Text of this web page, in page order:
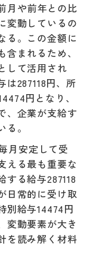
月や前年との比
変動しているの
る。この金額に
まれるため、
して活用され
は287118円、所
円となり、
、企業が支給す
。
月安定して受
える最も重要な
る給与287118
日常的に受け取
別給与14474円
変動要素が大き
を読み解く材料